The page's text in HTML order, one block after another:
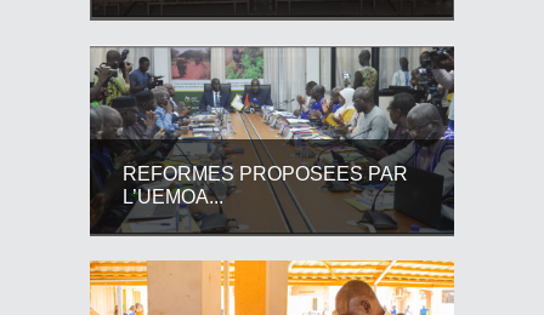
REFORMES PROPOSEES PAR
L’UEMOA...